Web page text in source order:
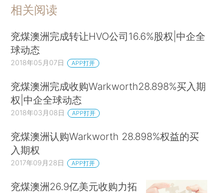
相关阅读
兖煤澳洲完成转让HVO公司16.6%股权|中企全
球动态
2018年05月07日 APP打开
兖煤澳洲完成收购Warkworth28.898%买入期
权|中企全球动态
2018年03月08日 APP打开
兖煤澳洲认购Warkworth 28.898%权益的买
入期权
2017年09月28日 APP打开
兖煤澳洲26.9亿美元收购力拓